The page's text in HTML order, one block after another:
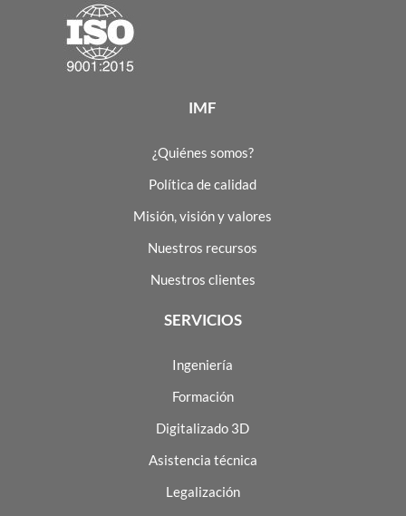
IMF
¿Quiénes somos?
Política de calidad
Misión, visión y valores
Nuestros recursos
Nuestros clientes
SERVICIOS
Ingeniería
Formación
Digitalizado 3D
Asistencia técnica
Legalización